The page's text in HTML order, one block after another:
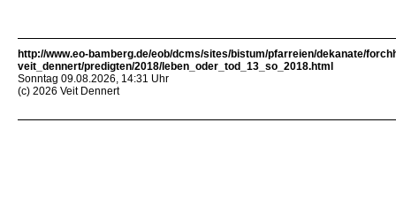
http://www.eo-bamberg.de/eob/dcms/sites/bistum/pfarreien/dekanate/
veit_dennert/predigten/2018/leben_oder_tod_13_so_2018.html
Sonntag 09.08.2026, 14:31 Uhr
(c) 2026 Veit Dennert